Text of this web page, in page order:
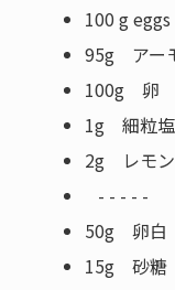
100 g eggs
95g アー
100g 卵
1g 細粒塩
2g レモ
- - - - -
50g 卵白
15g 砂糖